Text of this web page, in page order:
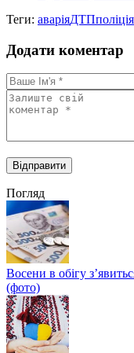
Теги: аваріяДТПполіція
Додати коментар
Погляд
Восени в обігу
(фото)